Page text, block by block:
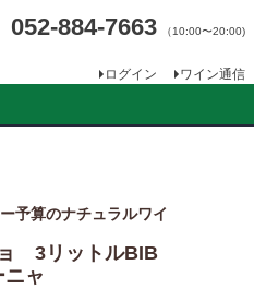
052-884-7663 （10:00〜20:00)
ログイン ワイン通信
予算のナチュラルワイ
3リットルBIB
ャ